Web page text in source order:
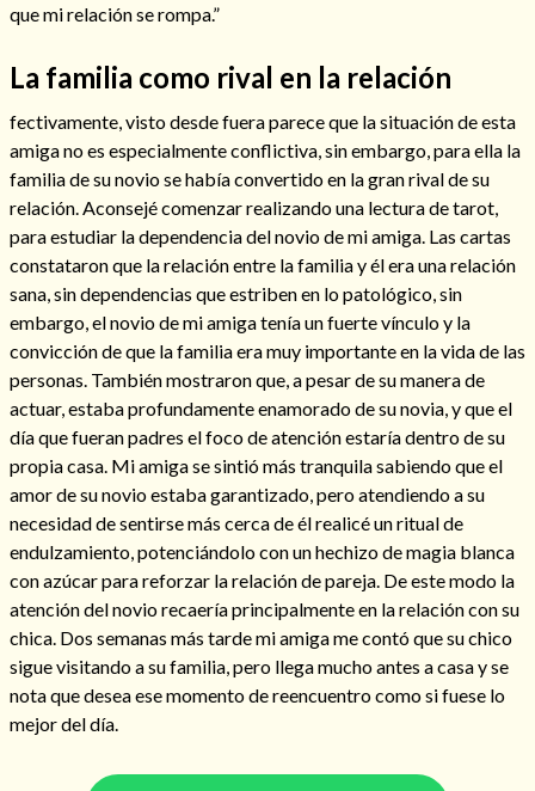
Endulzamiento
Consulta de tarot online
que mi relación se rompa.”
La familia como rival en la relación
fectivamente, visto desde fuera parece que la situación de esta
amiga no es especialmente conflictiva, sin embargo, para ella la
familia de su novio se había convertido en la gran rival de su
relación. Aconsejé comenzar realizando una lectura de tarot,
para estudiar la dependencia del novio de mi amiga. Las cartas
constataron que la relación entre la familia y él era una relación
sana, sin dependencias que estriben en lo patológico, sin
embargo, el novio de mi amiga tenía un fuerte vínculo y la
convicción de que la familia era muy importante en la vida de las
personas. También mostraron que, a pesar de su manera de
actuar, estaba profundamente enamorado de su novia, y que el
día que fueran padres el foco de atención estaría dentro de su
propia casa. Mi amiga se sintió más tranquila sabiendo que el
amor de su novio estaba garantizado, pero atendiendo a su
necesidad de sentirse más cerca de él realicé un ritual de
endulzamiento, potenciándolo con un hechizo de magia blanca
con azúcar para reforzar la relación de pareja. De este modo la
atención del novio recaería principalmente en la relación con su
chica. Dos semanas más tarde mi amiga me contó que su chico
sigue visitando a su familia, pero llega mucho antes a casa y se
nota que desea ese momento de reencuentro como si fuese lo
mejor del día.